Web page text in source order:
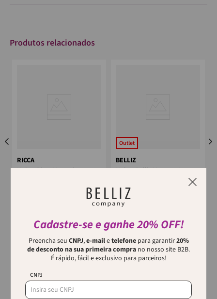
Cadastre-se e ganhe 20% OFF!
Preencha seu CNPJ,e-mailetelefonepara garantir20%
de desconto na sua primeira compra no nosso site B2B.
É rápido, fácil e exclusivo para parceiros!
CNPJ
Produtos relacionados
RICCA
Unhas Ricca Naturais
As Unhas Naturais Ricca são
para as #RiccaLovers que
gostam de fazer tudo do seu
Outlet
BELLIZ
Unhas Belliz Marrom Jazz
As Unhas Belliz Marrom Jazz
são delicadamente projetadas
sofisticado e moderno em
questão...
Quem viu, viu também